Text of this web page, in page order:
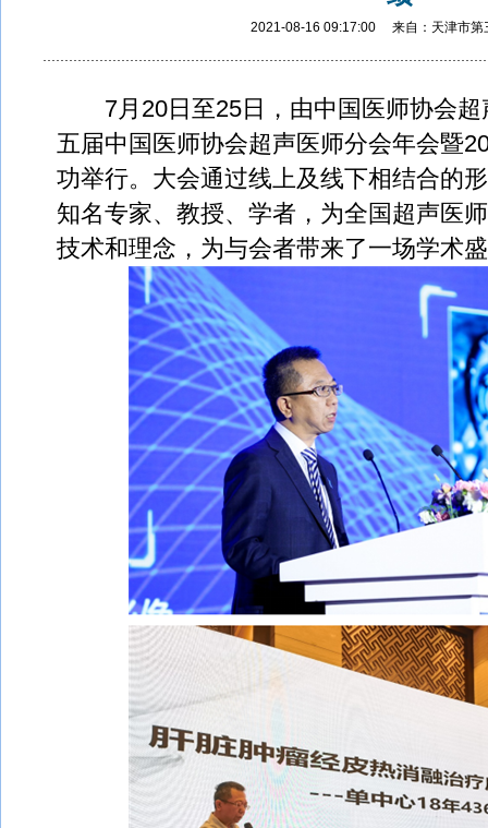
2021-08-16 09:17:00 来自：天津市第
7月20日至25日，由中国医师协会超
五届中国医师协会超声医师分会年会暨
功举行。大会通过线上及线下相结合的
知名专家、教授、学者，为全国超声医
技术和理念，为与会者带来了一场学术